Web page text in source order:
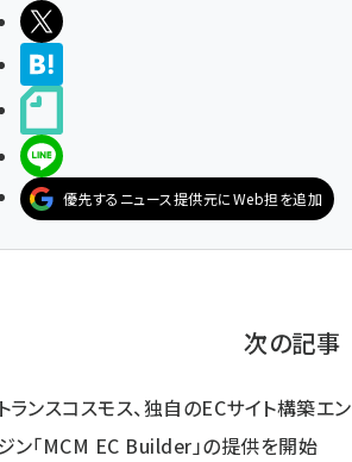
ポストする
LINEで送る
優先するニュース提供元にWeb担を追加
次の記事
トランスコスモス、独自のECサイト構築エン
ン「MCM EC Builder」の提供を開始